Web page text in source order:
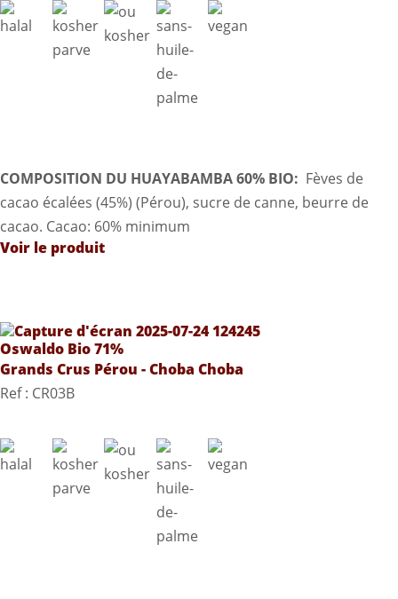
COMPOSITION DU HUAYABAMBA 60% BIO: Fèves de
cacao écalées (45%) (Pérou), sucre de canne, beurre de
cacao. Cacao: 60% minimum
Voir le produit
Oswaldo Bio 71%
Grands Crus Pérou - Choba Choba
Ref : CR03B